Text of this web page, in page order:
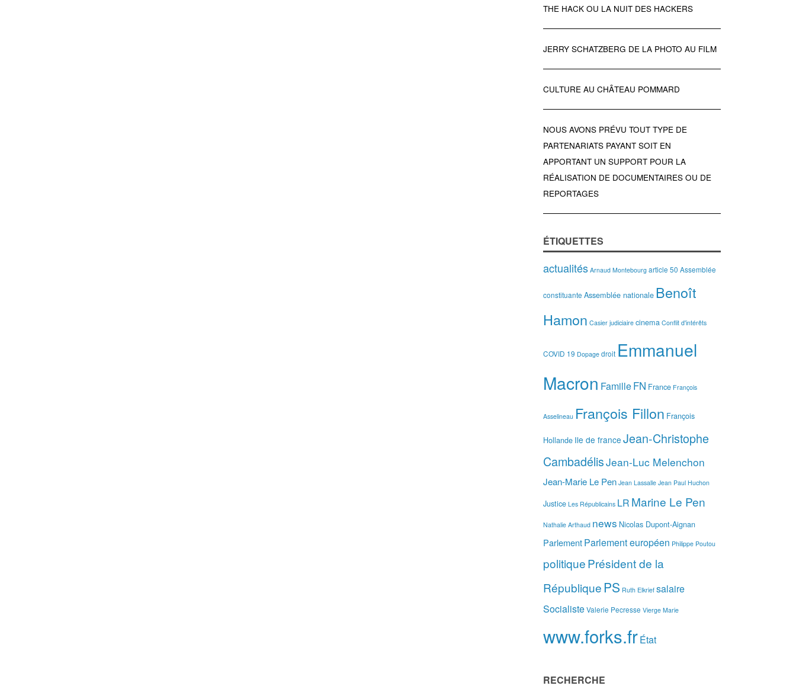
THE HACK OU LA NUIT DES HACKERS
JERRY SCHATZBERG DE LA PHOTO AU FILM
CULTURE AU CHÂTEAU POMMARD
NOUS AVONS PRÉVU TOUT TYPE DE
PARTENARIATS PAYANT SOIT EN
APPORTANT UN SUPPORT POUR LA
RÉALISATION DE DOCUMENTAIRES OU DE
REPORTAGES
ÉTIQUETTES
actualités Arnaud Montebourg article 50 Assemblée
constituante Assemblée nationale Benoît
Hamon Casier judiciaire cinema Conflit d'intérêts
COVID 19 Dopage droit Emmanuel
Macron FamilleFN France François
Asselineau François Fillon François
Hollande Ile de france Jean-Christophe
CambadélisJean-Luc Melenchon
Jean-Marie Le Pen Jean Lassalle Jean Paul Huchon
Justice Les Républicains LR Marine Le Pen
Nathalie Arthaud news Nicolas Dupont-Aignan
ParlementParlement européen Philippe Poutou
politiquePrésident de la
République PS Ruth Elkrief salaire
SocialisteValerie Pecresse Vierge Marie
www.forks.frÉtat
RECHERCHE